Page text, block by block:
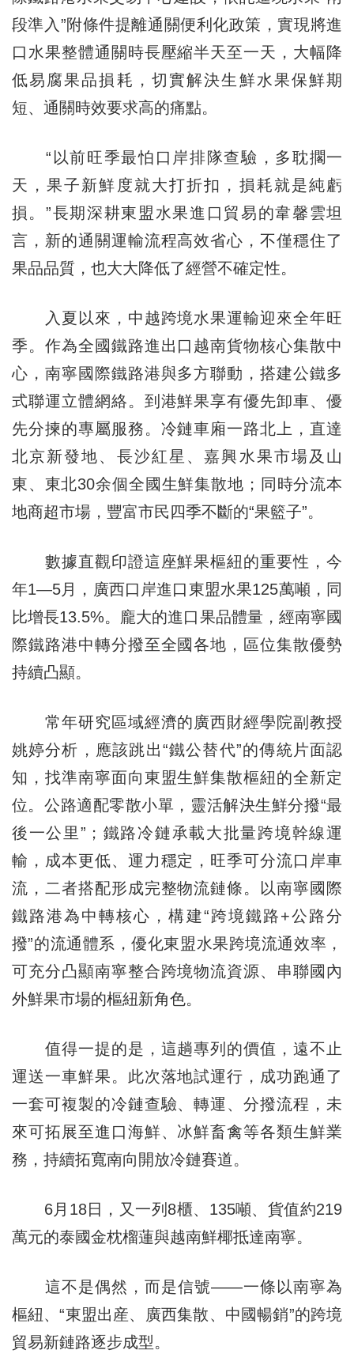
段準入”附條件提離通關便利化政策，實現將進
口水果整體通關時長壓縮半天至一天，大幅降
低易腐果品損耗，切實解決生鮮水果保鮮期
短、通關時效要求高的痛點。
“以前旺季最怕口岸排隊查驗，多耽擱一
天，果子新鮮度就大打折扣，損耗就是純虧
損。”長期深耕東盟水果進口貿易的韋馨雲坦
言，新的通關運輸流程高效省心，不僅穩住了
果品品質，也大大降低了經營不確定性。
入夏以來，中越跨境水果運輸迎來全年旺
季。作為全國鐵路進出口越南貨物核心集散中
心，南寧國際鐵路港與多方聯動，搭建公鐵多
式聯運立體網絡。到港鮮果享有優先卸車、優
先分揀的專屬服務。冷鏈車廂一路北上，直達
北京新發地、長沙紅星、嘉興水果市場及山
東、東北30余個全國生鮮集散地；同時分流本
地商超市場，豐富市民四季不斷的“果籃子”。
數據直觀印證這座鮮果樞紐的重要性，今
年1—5月，廣西口岸進口東盟水果125萬噸，同
比增長13.5%。龐大的進口果品體量，經南寧國
際鐵路港中轉分撥至全國各地，區位集散優勢
持續凸顯。
常年研究區域經濟的廣西財經學院副教授
姚婷分析，應該跳出“鐵公替代”的傳統片面認
知，找準南寧面向東盟生鮮集散樞紐的全新定
位。公路適配零散小單，靈活解決生鮮分撥“最
後一公里”；鐵路冷鏈承載大批量跨境幹線運
輸，成本更低、運力穩定，旺季可分流口岸車
流，二者搭配形成完整物流鏈條。以南寧國際
鐵路港為中轉核心，構建“跨境鐵路+公路分
撥”的流通體系，優化東盟水果跨境流通效率，
可充分凸顯南寧整合跨境物流資源、串聯國內
外鮮果市場的樞紐新角色。
值得一提的是，這趟專列的價值，遠不止
運送一車鮮果。此次落地試運行，成功跑通了
一套可複製的冷鏈查驗、轉運、分撥流程，未
來可拓展至進口海鮮、冰鮮畜禽等各類生鮮業
務，持續拓寬南向開放冷鏈賽道。
6月18日，又一列8櫃、135噸、貨值約219
萬元的泰國金枕榴蓮與越南鮮椰抵達南寧。
這不是偶然，而是信號——一條以南寧為
樞紐、“東盟出産、廣西集散、中國暢銷”的跨境
貿易新鏈路逐步成型。